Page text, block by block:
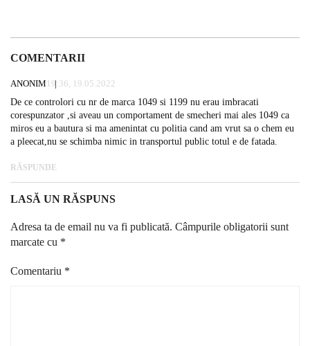
COMENTARII
ANONIM 19:36, 19.05.2022
De ce controlori cu nr de marca 1049 si 1199 nu erau imbracati
corespunzator ,si aveau un comportament de smecheri mai ales 1049 ca
miros eu a bautura si ma amenintat cu politia cand am vrut sa o chem eu
a pleecat,nu se schimba nimic in transportul public totul e de fatada.
RĂSPUNDE
LASĂ UN RĂSPUNS
Adresa ta de email nu va fi publicată. Câmpurile obligatorii sunt
marcate cu *
Comentariu *